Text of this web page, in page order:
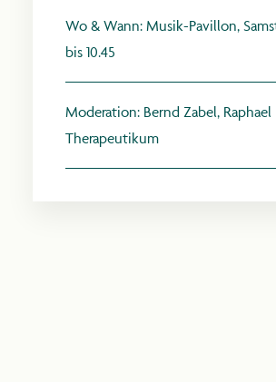
anthroposophie.de
Wo & Wann: Musik-Pavillon,
bis 10.45
Moderation: Bernd Zabel, Raphael
Therapeutikum